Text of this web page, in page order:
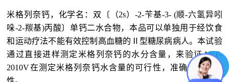
米格列奈钙， 化学名：双〔（2s）-2-苄基-3- (顺-六氢异吲
哚-2-羰基)丙酸〕单钙二水合物， 本品可以单独用于经饮食
和运动疗法不能有效控制高血糖的Ⅱ型糖尿病病人。本试验
通过直接进样测定米格列奈钙的水分含量，来验证AKF-
2010V在测定米格列奈钙水含量的可行性，准确度和重复